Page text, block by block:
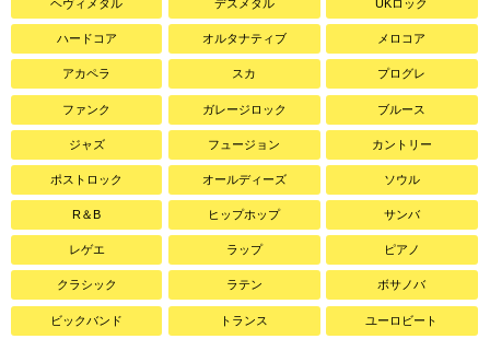
ヘヴィメタル デスメタル UKロック
ハードコア オルタナティブ メロコア
アカペラ スカ プログレ
ファンク ガレージロック ブルース
ジャズ フュージョン カントリー
ポストロック オールディーズ ソウル
R＆B ヒップホップ サンバ
レゲエ ラップ ピアノ
クラシック ラテン ボサノバ
ビックバンド トランス ユーロビート